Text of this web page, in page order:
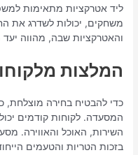
ליד אטרקציות מתאימות
משחקים, יכולות לשדרג את
והאטרקציות שבה, מהווה יעד
המלצות
כדי להבטיח בחירה מוצלחת,
המסעדה. לקוחות קודמים
השירות, האוכל והאווירה.
בזכות הטריות והטעמים